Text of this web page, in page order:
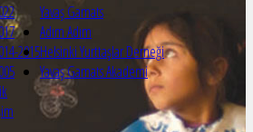
Yavaş Gamats
2015
Adım Adım
Helsinki Yurttaşlar Derneği
Yavaş Gamats Akademi